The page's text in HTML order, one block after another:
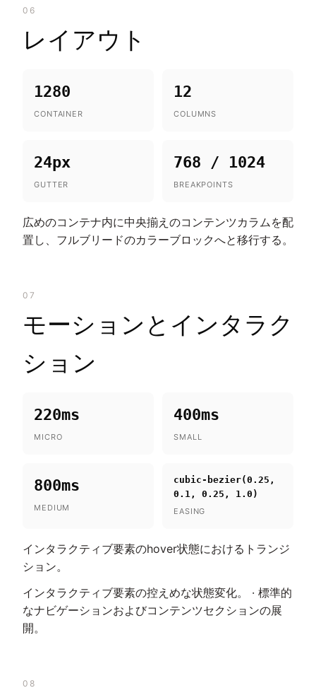
06
レイアウト
1280
CONTAINER
12
COLUMNS
24px
GUTTER
768 / 1024
BREAKPOINTS
広めのコンテナ内に中央揃えのコンテンツカラムを配
置し、フルブリードのカラーブロックへと移行する。
07
モーションとインタラク
ション
220ms
MICRO
400ms
SMALL
800ms
MEDIUM
cubic-bezier(0.25,
0.1, 0.25, 1.0)
EASING
インタラクティブ要素のhover状態におけるトランジ
ション。
インタラクティブ要素の控えめな状態変化。 · 標準的
なナビゲーションおよびコンテンツセクションの展
開。
08